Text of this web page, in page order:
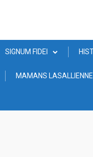
SIGNUM FIDEI
MAMANS